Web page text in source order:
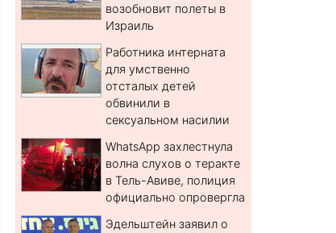
возобновит полеты в
Израиль
Работника интерната
для умственно
отсталых детей
обвинили в
сексуальном насилии
WhatsApp захлестнула
волна слухов о теракте
в Тель-Авиве, полиция
официально опровергла
Эдельштейн заявил о